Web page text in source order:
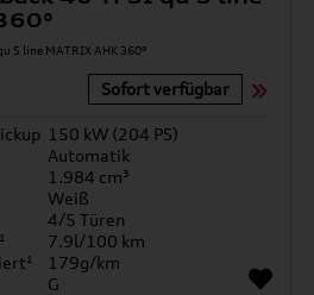
Sofort verfügbar
150 kW (204 PS)
Automatik
1.984 cm³
Weiß
4/5 Türen
7.9l/100 km
179g/km
G